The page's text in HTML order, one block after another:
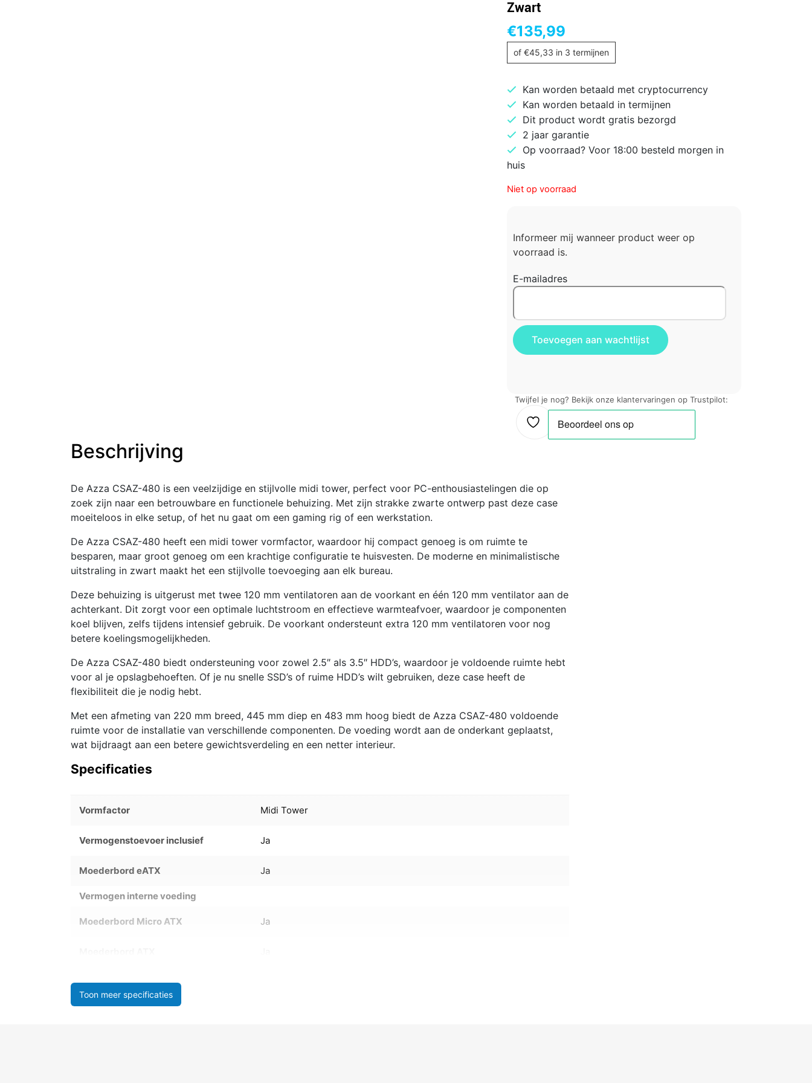
Zwart
€135,99
of €45,33 in 3 termijnen
Kan worden betaald met cryptocurrency
Kan worden betaald in termijnen
Dit product wordt gratis bezorgd
2 jaar garantie
Op voorraad? Voor 18:00 besteld morgen in
huis
Niet op voorraad
Informeer mij wanneer product weer op
voorraad is.
E-mailadres
Twijfel je nog? Bekijk onze klantervaringen op Trustpilot:
Beschrijving
De Azza CSAZ-480 is een veelzijdige en stijlvolle midi tower, perfect voor PC-enthousiastelingen die op
zoek zijn naar een betrouwbare en functionele behuizing. Met zijn strakke zwarte ontwerp past deze case
moeiteloos in elke setup, of het nu gaat om een gaming rig of een werkstation.
De Azza CSAZ-480 heeft een midi tower vormfactor, waardoor hij compact genoeg is om ruimte te
besparen, maar groot genoeg om een krachtige configuratie te huisvesten. De moderne en minimalistische
uitstraling in zwart maakt het een stijlvolle toevoeging aan elk bureau.
Deze behuizing is uitgerust met twee 120 mm ventilatoren aan de voorkant en één 120 mm ventilator aan de
achterkant. Dit zorgt voor een optimale luchtstroom en effectieve warmteafvoer, waardoor je componenten
koel blijven, zelfs tijdens intensief gebruik. De voorkant ondersteunt extra 120 mm ventilatoren voor nog
betere koelingsmogelijkheden.
De Azza CSAZ-480 biedt ondersteuning voor zowel 2.5″ als 3.5″ HDD’s, waardoor je voldoende ruimte hebt
voor al je opslagbehoeften. Of je nu snelle SSD’s of ruime HDD’s wilt gebruiken, deze case heeft de
flexibiliteit die je nodig hebt.
Met een afmeting van 220 mm breed, 445 mm diep en 483 mm hoog biedt de Azza CSAZ-480 voldoende
ruimte voor de installatie van verschillende componenten. De voeding wordt aan de onderkant geplaatst,
wat bijdraagt aan een betere gewichtsverdeling en een netter interieur.
Specificaties
Vormfactor Midi Tower
Vermogenstoevoer inclusief Ja
Moederbord eATX Ja
Vermogen interne voeding
Moederbord Micro ATX Ja
Toon meer specificaties